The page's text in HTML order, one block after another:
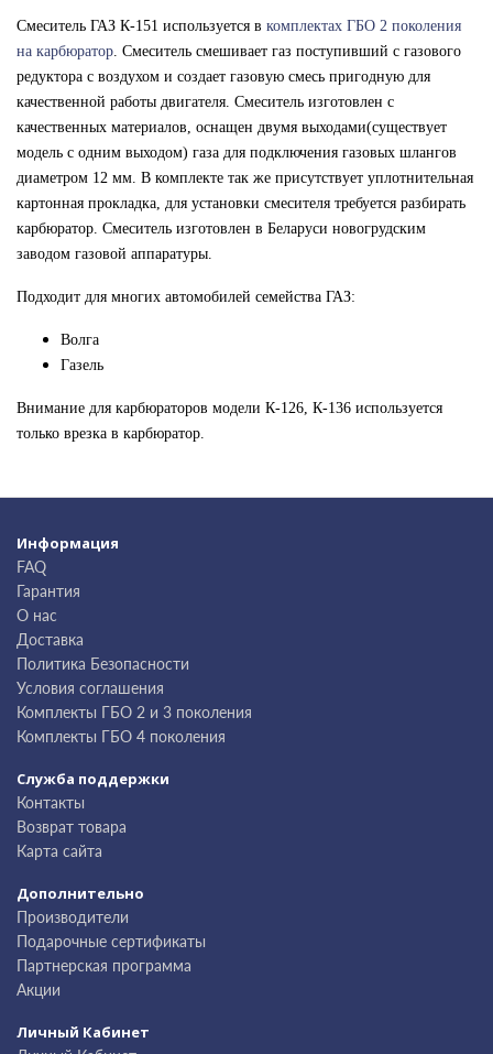
Смеситель ГАЗ К-151 используется в комплектах ГБО 2 поколения
на карбюратор . Смеситель смешивает газ поступивший с газового
редуктора с воздухом и создает газовую смесь пригодную для
качественной работы двигателя. Смеситель изготовлен с
качественных материалов, оснащен двумя выходами(существует
модель с одним выходом) газа для подключения газовых шлангов
диаметром 12 мм. В комплекте так же присутствует уплотнительная
картонная прокладка, для установки смесителя требуется разбирать
карбюратор. Смеситель изготовлен в Беларуси новогрудским
заводом газовой аппаратуры.
Подходит для многих автомобилей семейства ГАЗ:
Волга
Газель
Внимание для карбюраторов модели К-126, К-136 используется
только врезка в карбюратор.
Информация
FAQ
Гарантия
О нас
Доставка
Политика Безопасности
Условия соглашения
Комплекты ГБО 2 и 3 поколения
Комплекты ГБО 4 поколения
Служба поддержки
Контакты
Возврат товара
Карта сайта
Дополнительно
Производители
Подарочные сертификаты
Партнерская программа
Акции
Личный Кабинет